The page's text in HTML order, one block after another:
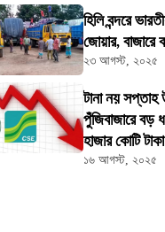
হিলি বন্দরে
জোয়ার, বাজারে
২৩ আগস্ট, ২০২৫
টানা নয় সপ্তাহ
পুঁজিবাজারে বড়
হাজার কোটি টাকা
১৬ আগস্ট, ২০২৫